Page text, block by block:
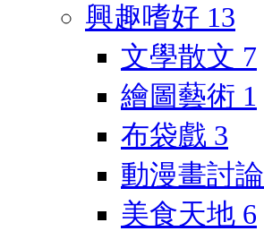
興趣嗜好 13
文學散文 7
繪圖藝術 1
布袋戲 3
動漫畫討論
美食天地 6